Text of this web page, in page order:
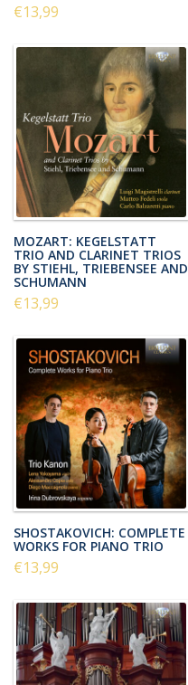
€13,99
MOZART: KEGELSTATT
TRIO AND CLARINET TRIOS
BY STIEHL, TRIEBENSEE AND
SCHUMANN
€13,99
SHOSTAKOVICH: COMPLETE
WORKS FOR PIANO TRIO
€13,99